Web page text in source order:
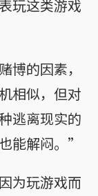
玩这类游戏
博的因素，
相似，但对
逃离现实的
能解闷。”
为玩游戏而